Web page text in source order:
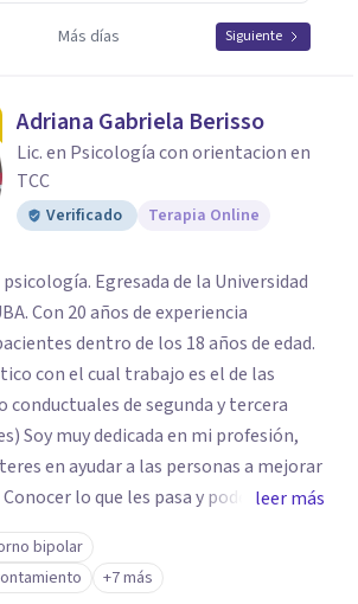
Más días Siguiente
Adriana Gabriela Berisso
Lic. en Psicología con orientacion en
TCC
Verificado Terapia Online
Egresada de la Universidad
Con 20 años de experiencia
dentro de los 18 años de edad.
con el cual trabajo es el de las
de segunda y tercera
Soy muy dedicada en mi profesión,
en ayudar a las personas a mejorar
Conocer lo que les pasa y poder trabajar
herramientas necesarias. Hay
por los cuales atravezamos por
depresión o estrés, es alli donde no
leer más
bipolar
+7 más